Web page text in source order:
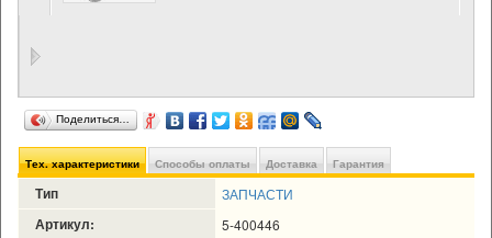
Поделиться…
Тех. характеристики Способы оплаты Доставка Гарантия
Тип ЗАПЧАСТИ
Артикул: 5-400446